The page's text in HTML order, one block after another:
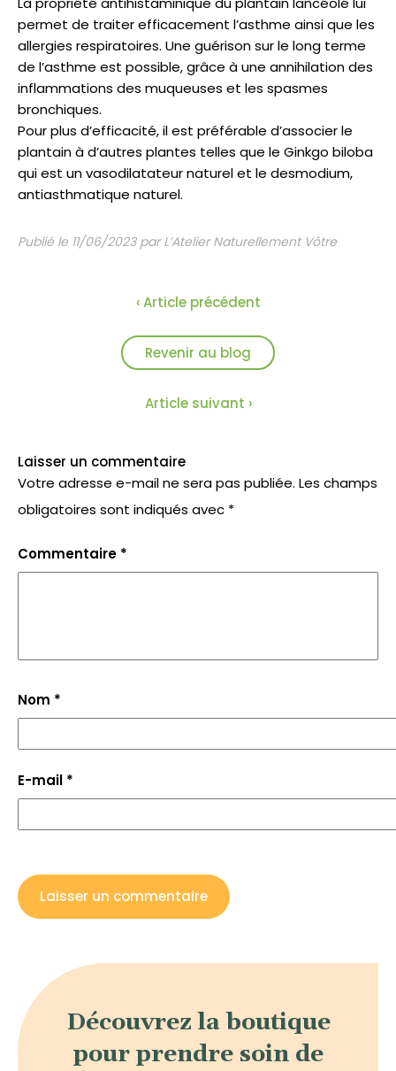
permet de traiter efficacement l’asthme ainsi que les
allergies respiratoires. Une guérison sur le long terme
de l’asthme est possible, grâce à une annihilation des
inflammations des muqueuses et les spasmes
bronchiques.
Pour plus d’efficacité, il est préférable d’associer le
plantain à d’autres plantes telles que le Ginkgo biloba
qui est un vasodilatateur naturel et le desmodium,
antiasthmatique naturel.
Publié le 11/06/2023 par L’Atelier Naturellement Vôtre
‹ Article précédent
Revenir au blog
Article suivant ›
Laisser un commentaire
Votre adresse e-mail ne sera pas publiée. Les champs
obligatoires sont indiqués avec *
Commentaire *
Nom *
E-mail *
Découvrez la boutique
pour prendre soin de